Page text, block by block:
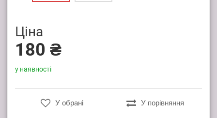
Ціна
180 ₴
у наявності
У обрані У порівняння